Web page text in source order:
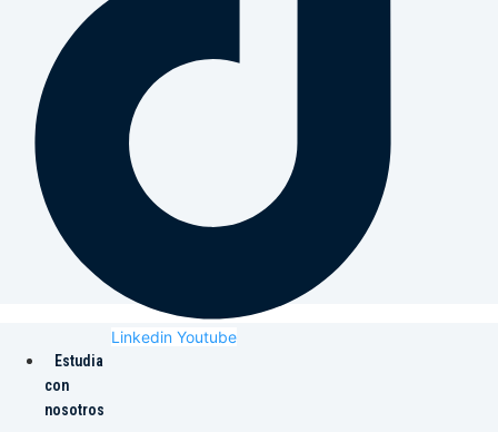
Linkedin Youtube
Estudia
con
nosotros